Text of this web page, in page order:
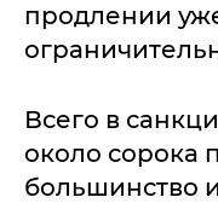
продлении
Всего в
около сорока
большинство